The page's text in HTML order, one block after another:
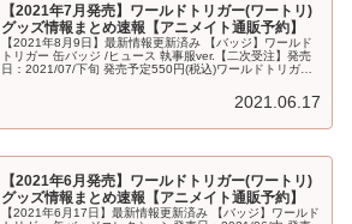
【2021年7月発売】ワールドトリガー(ワートリ)
グッズ情報まとめ速報【アニメイト通販予約】
【2021年8月9日】最新情報更新済み 【バッジ】ワールド
トリガー 缶バッジ /ヒュース 執事服ver.【二次受注】発売
日：2021/07/下旬 発売予定550円(税込)ワールドトリガー
2021.06.17
【2021年6月発売】ワールドトリガー(ワートリ)
グッズ情報まとめ速報【アニメイト通販予約】
【2021年6月17日】最新情報更新済み 【バッジ】ワールド